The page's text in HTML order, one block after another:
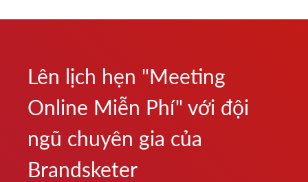
Lên lịch hẹn "Meeting
Online Miễn Phí" với đội
ngũ chuyên gia của
Brandsketer